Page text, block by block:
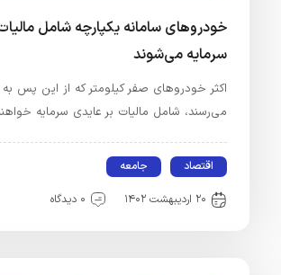
خودروهای سامانه یکپارچه شامل
سرمایه می‌شوند
اکثر خودروهای صفر کیلومتر که از این پس
می‌رسند، شامل مالیات بر عایدی سرمایه
اقتصاد جامعه
۲۰ اردیبهشت ۱۴۰۲ ۰ دیدگاه